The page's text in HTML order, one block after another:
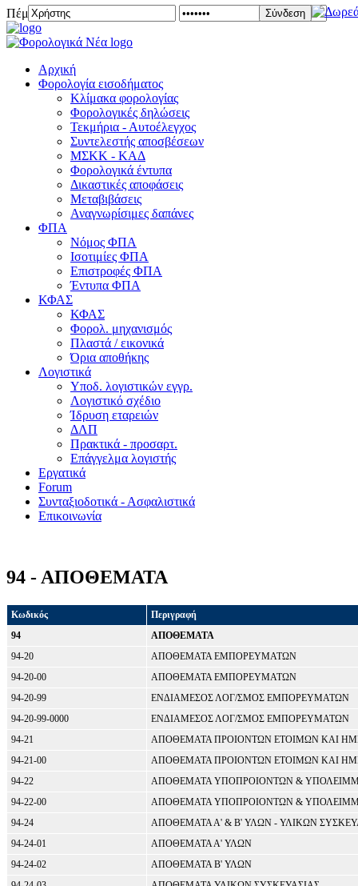
Πέμπτη 06 Αυγούστου 2026
Αρχική
Φορολογία εισοδήματος
Κλίμακα φορολογίας
Φορολογικές δηλώσεις
Τεκμήρια - Αυτοέλεγχος
Συντελεστής αποσβέσεων
ΜΣKΚ - ΚΑΔ
Φορολογικά έντυπα
Δικαστικές αποφάσεις
Μεταβιβάσεις
Αναγνωρίσιμες δαπάνες
ΦΠΑ
Νόμος ΦΠΑ
Ισοτιμίες ΦΠΑ
Επιστροφές ΦΠΑ
Έντυπα ΦΠΑ
ΚΦΑΣ
ΚΦΑΣ
Φορολ. μηχανισμός
Πλαστά / εικονικά
Όρια αποθήκης
Λογιστικά
Υποδ. λογιστικών εγγρ.
Λογιστικό σχέδιο
Ίδρυση εταρειών
ΔΛΠ
Πρακτικά - προσαρτ.
Επάγγελμα λογιστής
Εργατικά
Forum
Συνταξιοδοτικά - Ασφαλιστικά
Επικοινωνία
Σύνδεση
94 - ΑΠΟΘΕΜΑΤΑ
Κωδικός Περιγραφή
94
ΑΠΟΘΕΜΑΤΑ
94-20
ΑΠΟΘΕΜΑΤΑ ΕΜΠΟΡΕΥΜΑΤΩΝ
94-20-00
ΑΠΟΘΕΜΑΤΑ ΕΜΠΟΡΕΥΜΑΤΩΝ
94-20-99
ΕΝΔΙΑΜΕΣΟΣ ΛΟΓ/ΣΜΟΣ ΕΜΠΟΡΕΥΜΑΤΩΝ
94-20-99-0000
ΕΝΔΙΑΜΕΣΟΣ ΛΟΓ/ΣΜΟΣ ΕΜΠΟΡΕΥΜΑΤΩΝ
94-21
ΑΠΟΘΕΜΑΤΑ ΠΡΟΙΟΝΤΩΝ ΕΤΟΙΜΩΝ ΚΑΙ
94-21-00
ΑΠΟΘΕΜΑΤΑ ΠΡΟΙΟΝΤΩΝ ΕΤΟΙΜΩΝ ΚΑΙ
94-22
ΑΠΟΘΕΜΑΤΑ ΥΠΟΠΡΟΙΟΝΤΩΝ &
94-22-00
ΑΠΟΘΕΜΑΤΑ ΥΠΟΠΡΟΙΟΝΤΩΝ &
94-24
ΑΠΟΘΕΜΑΤΑ Α' & Β' ΥΛΩΝ - ΥΛΙΚΩΝ
94-24-01
ΑΠΟΘΕΜΑΤΑ Α' ΥΛΩΝ
94-24-02
ΑΠΟΘΕΜΑΤΑ Β' ΥΛΩΝ